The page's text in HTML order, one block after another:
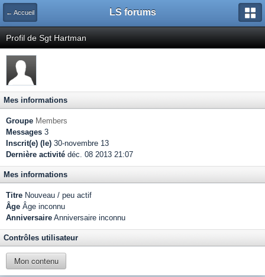
← Accueil LS forums
Profil de Sgt Hartman
Mes informations
Groupe Members
Messages 3
Inscrit(e) (le) 30-novembre 13
Dernière activité déc. 08 2013 21:07
Mes informations
Titre Nouveau / peu actif
Âge Âge inconnu
Anniversaire Anniversaire inconnu
Contrôles utilisateur
Mon contenu